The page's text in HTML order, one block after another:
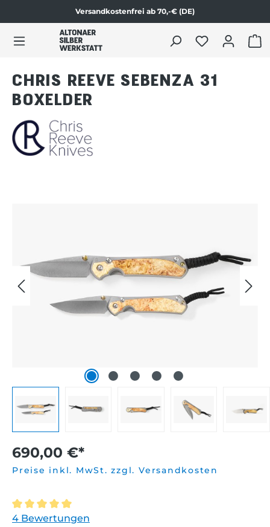
Zum Produktinhalt springen
Versandkostenfrei ab 70,-€ (DE)
CHRIS REEVE SEBENZA 31
BOXELDER
690,00 €*
Preise inkl. MwSt. zzgl. Versandkosten
Durchschnittliche Bewertung von 5 von 5 Sternen
4 Bewertungen